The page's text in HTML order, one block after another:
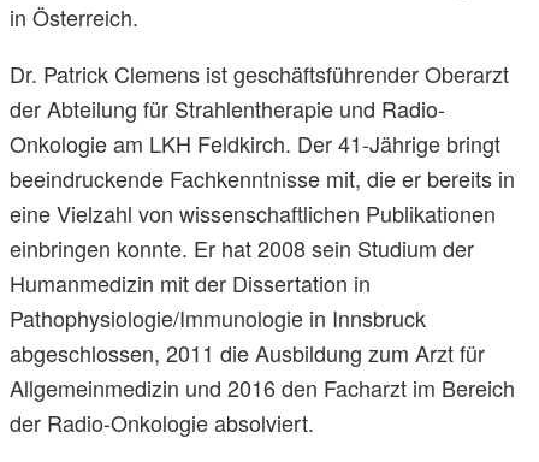
in Österreich.
Dr. Patrick Clemens ist geschäftsführender Oberarzt
der Abteilung für Strahlentherapie und Radio-
Onkologie am LKH Feldkirch. Der 41-Jährige bringt
beeindruckende Fachkenntnisse mit, die er bereits in
eine Vielzahl von wissenschaftlichen Publikationen
einbringen konnte. Er hat 2008 sein Studium der
Humanmedizin mit der Dissertation in
Pathophysiologie/Immunologie in Innsbruck
abgeschlossen, 2011 die Ausbildung zum Arzt für
Allgemeinmedizin und 2016 den Facharzt im Bereich
der Radio-Onkologie absolviert.